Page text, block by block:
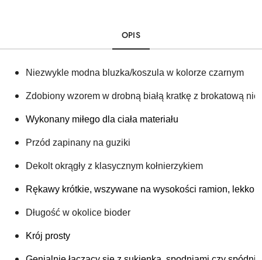
OPIS
Niezwykle modna bluzka/koszula w kolorze czarnym
Zdobiony wzorem w drobną białą kratkę z brokatową
Wykonany miłego dla ciała materiału
Przód zapinany na guziki
Dekolt okrągły z klasycznym kołnierzykiem
Rękawy krótkie, wszywane na wysokości ramion, lekko
Długość w okolice bioder
Krój prosty